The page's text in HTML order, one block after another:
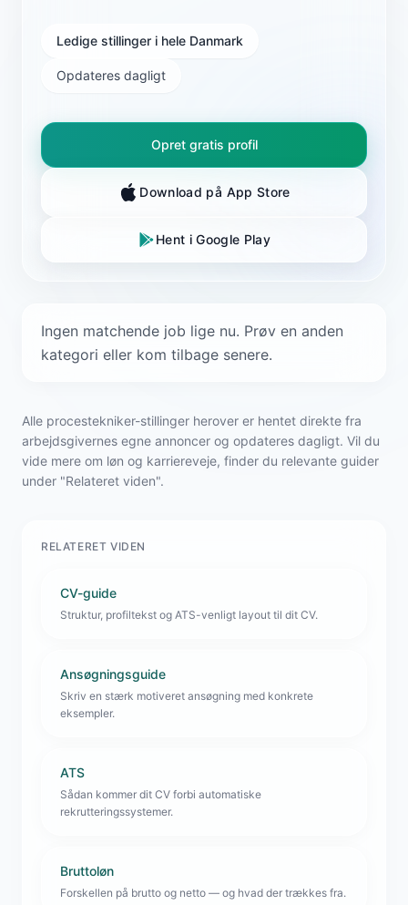
Ledige stillinger i hele Danmark
Opdateres dagligt
Opret gratis profil
Download på App Store
Hent i Google Play
Ingen matchende job lige nu. Prøv en anden
kategori eller kom tilbage senere.
Alle procestekniker-stillinger herover er hentet direkte fra
arbejdsgivernes egne annoncer og opdateres dagligt. Vil du
vide mere om løn og karriereveje, finder du relevante guider
under "Relateret viden".
RELATERET VIDEN
CV-guide
Struktur, profiltekst og ATS-venligt layout til dit CV.
Ansøgningsguide
Skriv en stærk motiveret ansøgning med konkrete
eksempler.
ATS
Sådan kommer dit CV forbi automatiske
rekrutteringssystemer.
Bruttoløn
Forskellen på brutto og netto — og hvad der trækkes fra.